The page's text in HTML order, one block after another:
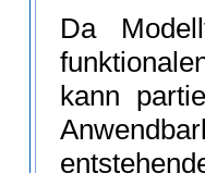
Da
kann